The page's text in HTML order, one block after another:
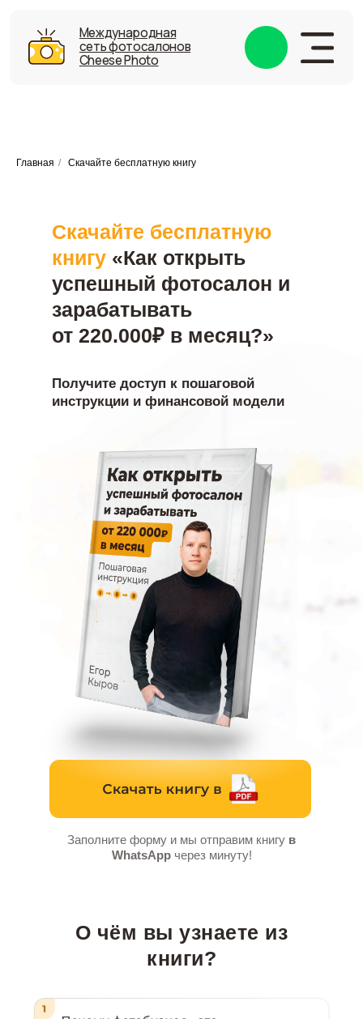
Международная
сеть фотосалонов
Cheese Photo
Международная
сеть фотосалонов
Cheese Photo
Позвонить
Тест-драйв
Книга
Главная / Скачайте бесплатную книгу
Скачайте бесплатную
книгу «Как открыть
успешный фотосалон и
зарабатывать
от 220.000₽ в месяц?»
О чём вы узнаете из
книги?
Получите доступ к пошаговой
инструкции и финансовой модели
Заполните форму и мы отправим книгу в
WhatsAppчерез минуту!